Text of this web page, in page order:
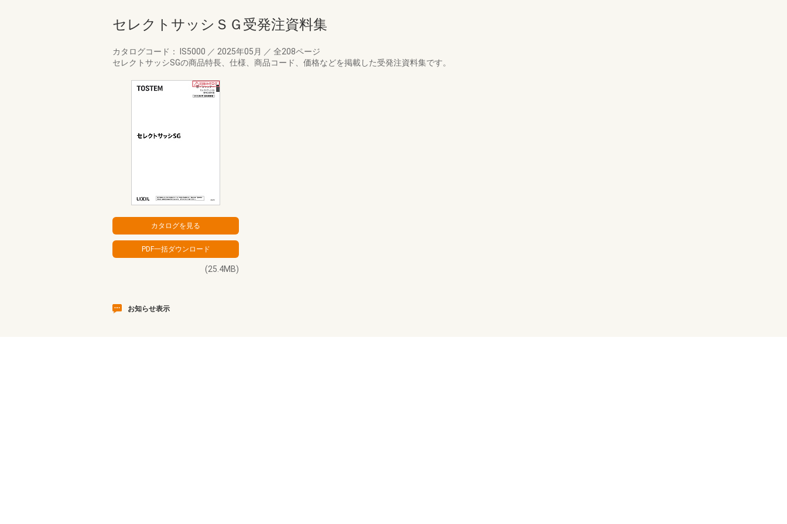
セレクトサッシＳＧ受発注資料集
カタログコード： IS5000 ／ 2025年05月 ／ 全208ページ
セレクトサッシSGの商品特長、仕様、商品コード、価格などを掲載した受発注資料集です。
(25.4MB)
お知らせ表示